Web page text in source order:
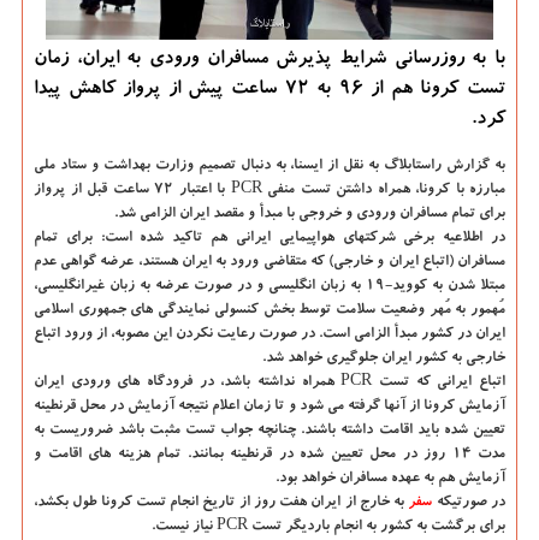
با به روزرسانی شرایط پذیرش مسافران ورودی به ایران، زمان
تست کرونا هم از ۹۶ به ۷۲ ساعت پیش از پرواز کاهش پیدا
کرد.
به گزارش راستابلاگ به نقل از ایسنا، به دنبال تصمیم وزارت بهداشت و ستاد ملی
مبارزه با کرونا، همراه داشتن تست منفی PCR با اعتبار ۷۲ ساعت قبل از پرواز
برای تمام مسافران ورودی و خروجی با مبدأ و مقصد ایران الزامی شد.
در اطلاعیه برخی شرکتهای هواپیمایی ایرانی هم تاکید شده است: برای تمام
مسافران (اتباع ایران و خارجی) که متقاضی ورود به ایران هستند، عرضه گواهی عدم
مبتلا شدن به کووید-۱۹ به زبان انگلیسی و در صورت عرضه به زبان غیرانگلیسی،
مُهمور به مُهر وضعیت سلامت توسط بخش کنسولی نمایندگی های جمهوری اسلامی
ایران در کشور مبدأ الزامی است. در صورت رعایت نکردن این مصوبه، از ورود اتباع
خارجی به کشور ایران جلوگیری خواهد شد.
اتباع ایرانی که تست PCR همراه نداشته باشد، در فرودگاه های ورودی ایران
آزمایش کرونا از آنها گرفته می شود و تا زمان اعلام نتیجه آزمایش در محل قرنطینه
تعیین شده باید اقامت داشته باشند. چنانچه جواب تست مثبت باشد ضروریست به
مدت ۱۴ روز در محل تعیین شده در قرنطینه بمانند. تمام هزینه های اقامت و
آزمایش هم به عهده مسافران خواهد بود.
در صورتیکه سفر به خارج از ایران هفت روز از تاریخ انجام تست کرونا طول بکشد،
برای برگشت به کشور به انجام باردیگر تست PCR نیاز نیست.